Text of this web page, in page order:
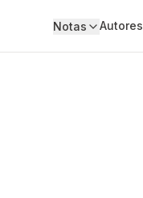
Notas Autores